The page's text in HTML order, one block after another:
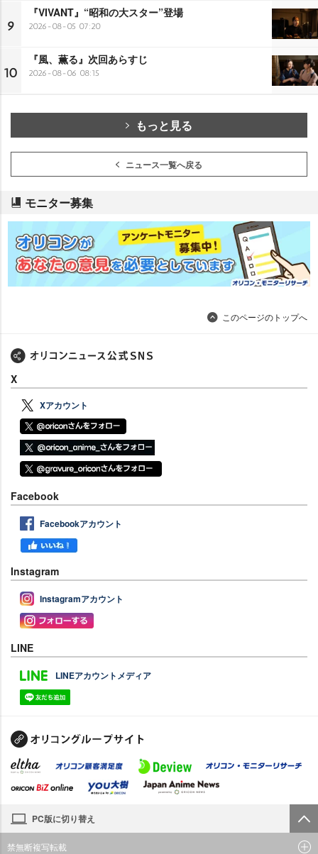
9
『VIVANT』“昭和の大スター”登場
2026-08-05 07:20
10
『風、薫る』次回あらすじ
2026-08-06 08:15
もっと見る
ニュース一覧へ戻る
モニター募集
このページのトップへ
X
Xアカウント
Facebook
Facebookアカウント
Instagram
Instagramアカウント
LINE
LINEアカウントメディア
PC版に切り替え
禁無断複写転載